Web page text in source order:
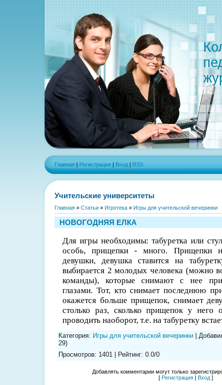
Главная | Регистрация | Вход | RSS
Учительские университеты
Главная » Статьи » Игротека » Игры для учительской вечеринки
НОВОГОДНЯЯ ЕЛКА
Для игры необходимы: табуретка или
особь, прищепки - много. Прищепки
девушки, девушка ставится на
выбирается 2 молодых человека (можно
команды), которые снимают с нее
глазами. Тот, кто снимает последнюю
окажется больше прищепок, снимает
столько раз, сколько прищепок у него
проводить наоборот, т.е. на табуретку
Категория: Игры для учительской вечеринки
29)
Просмотров: 1401 Рейтинг: 0.0/0
Добавлять комментарии могут только
[ Регистрация | Вход ]